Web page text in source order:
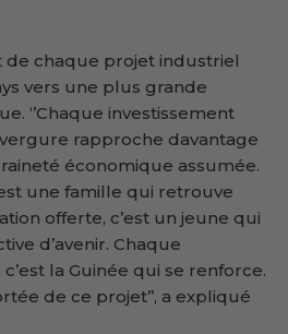
de chaque projet industriel
vers une plus grande
‘’Chaque investissement
rapproche davantage
économique assumée.
une famille qui retrouve
offerte, c’est un jeune qui
d’avenir. Chaque
la Guinée qui se renforce.
de ce projet’’, a expliqué